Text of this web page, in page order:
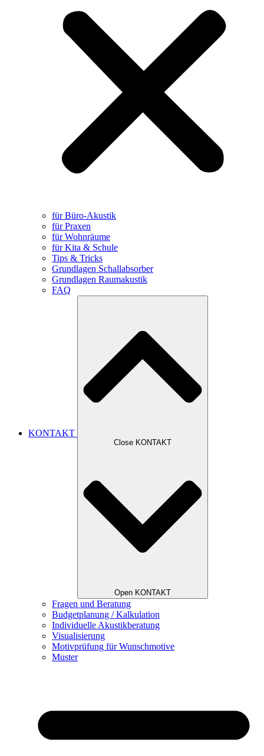
für Büro-Akustik
für Praxen
für Wohnräume
für Kita & Schule
Tips & Tricks
Grundlagen Schallabsorber
Grundlagen Raumakustik
FAQ
KONTAKT
Close KONTAKT
Open KONTAKT
Fragen und Beratung
Budgetplanung / Kalkulation
Individuelle Akustikberatung
Visualisierung
Motivprüfung für Wunschmotive
Muster